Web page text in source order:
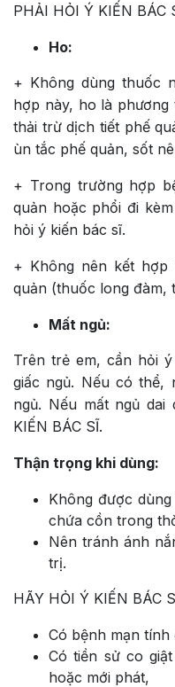
PHẢI HỎI Ý KIẾN BÁC
Ho:
+ Không dùng thuốc
hợp này, ho là
thải trừ dịch tiết phế
ùn tắc phế quản, sốt
+ Trong trường hợp
quản hoặc phổi đi
hỏi ý kiến bác sĩ.
+ Không nên kết hợp
quản (thuốc long đàm,
Mất ngủ:
Trên trẻ em, cần hỏi
giấc ngủ. Nếu có thể,
ngủ. Nếu mất ngủ dai
KIẾN BÁC SĨ.
Thận trọng khi dùng:
Không được
chứa cồn trong
Nên tránh ánh
trị.
HÃY HỎI Ý KIẾN BÁC
Có bệnh mạn
Có tiền sử co
hoặc mới phát,